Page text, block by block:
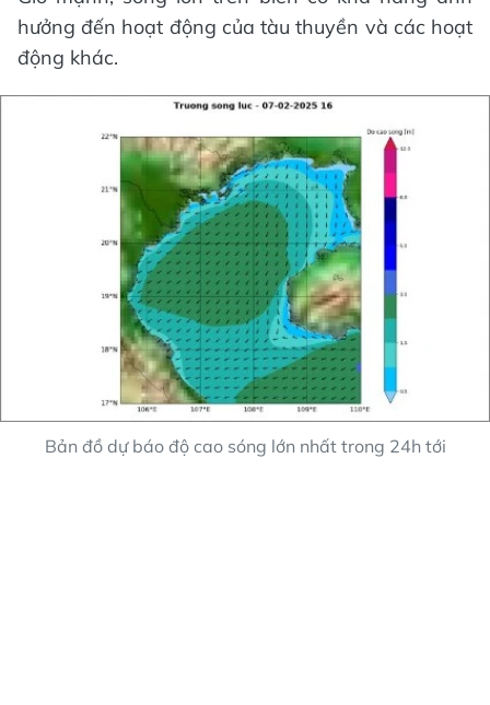
hưởng đến hoạt động của tàu thuyền và các hoạt
động khác.
Bản đồ dự báo độ cao sóng lớn nhất trong 24h tới